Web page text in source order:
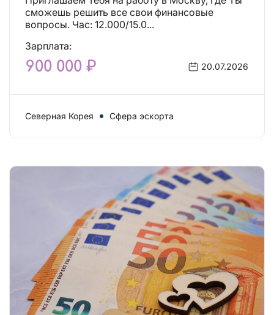
сможешь решить все свои финансовые
вопросы. Час: 12.000/15.0...
Зарплата:
900 000 ₽ 20.07.2026
Северная Корея Сфера эскорта